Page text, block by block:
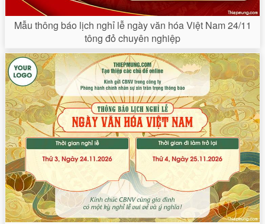
Mẫu thông báo lịch nghỉ lễ ngày văn hóa Việt Nam 24/11
tông đỏ chuyên nghiệp